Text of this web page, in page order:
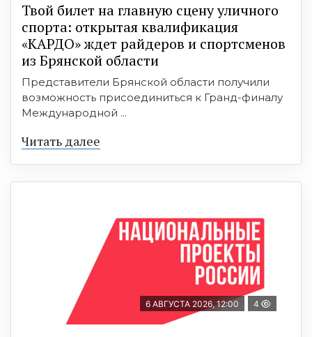
Твой билет на главную сцену уличного
спорта: открытая квалификация
«КАРДО» ждет райдеров и спортсменов
из Брянской области
Представители Брянской области получили
возможность присоединиться к Гранд-финалу
Международной ...
Читать далее
6 АВГУСТА 2026, 12:00 4